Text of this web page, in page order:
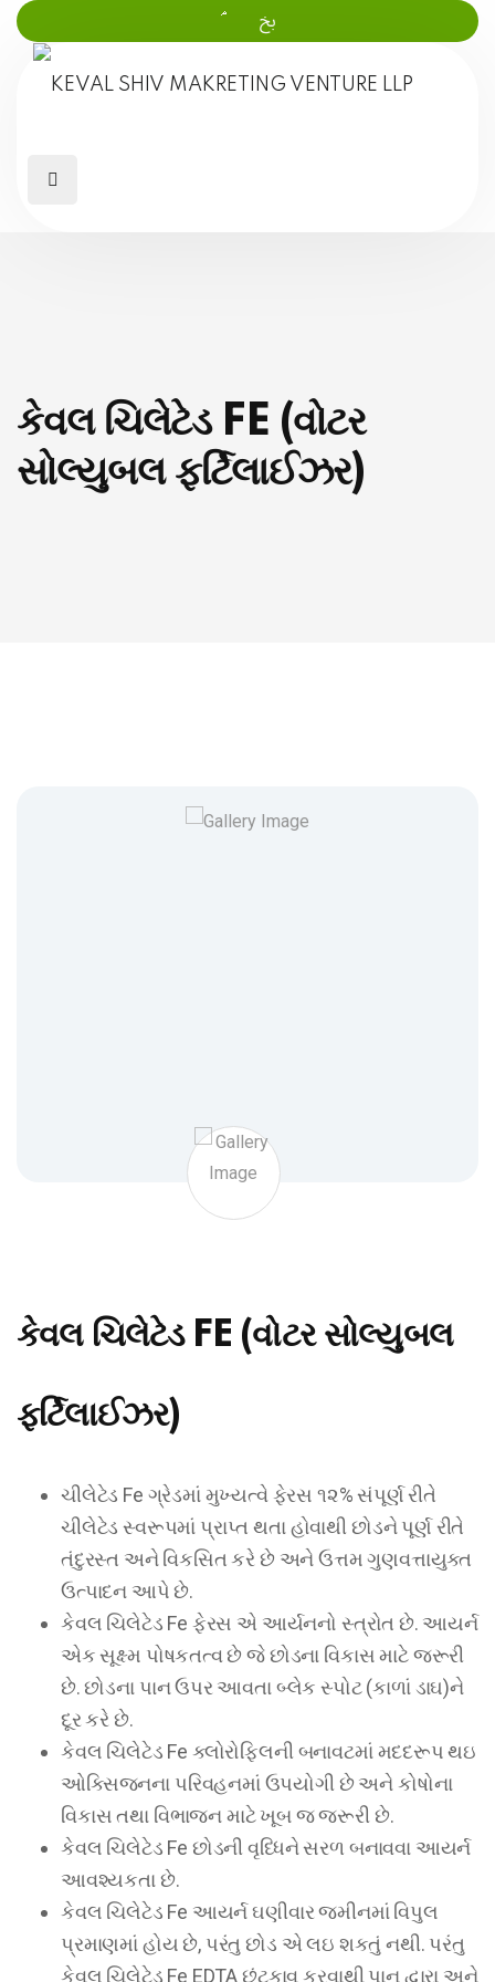
કેવલ ચિલેટેડ FE (વોટર
સોલ્યુબલ ફર્ટિલાઈઝર)
કેવલ ચિલેટેડ FE (વોટર સોલ્યુબલ
ફર્ટિલાઈઝર)
ચીલેટેડ Fe ગ્રેડમાં મુખ્યત્વે ફેરસ ૧૨% સંપૂર્ણ રીતે
ચીલેટેડ સ્વરૂપમાં પ્રાપ્ત થતા હોવાથી છોડને પૂર્ણ રીતે
તંદુરસ્ત અને વિકસિત કરે છે અને ઉત્તમ ગુણવત્તાયુક્ત
ઉત્પાદન આપે છે.
કેવલ ચિલેટેડ Fe ફેરસ એ આર્યનનો સ્ત્રોત છે. આયર્ન
એક સૂક્ષ્મ પોષકતત્વ છે જે છોડના વિકાસ માટે જરૂરી
છે. છોડના પાન ઉપર આવતા બ્લેક સ્પોટ (કાળાં ડાઘ)ને
દૂર કરે છે.
કેવલ ચિલેટેડ Fe ક્લોરોફિલની બનાવટમાં મદદરૂપ થઇ
ઓક્સિજનના પરિવહનમાં ઉપયોગી છે અને કોષોના
વિકાસ તથા વિભાજન માટે ખૂબ જ જરૂરી છે.
કેવલ ચિલેટેડ Fe છોડની વૃધ્ધિને સરળ બનાવવા આયર્ન
આવશ્યકતા છે.
કેવલ ચિલેટેડ Fe આયર્ન ઘણીવાર જમીનમાં વિપુલ
પ્રમાણમાં હોય છે, પરંતુ છોડ એ લઇ શકતું નથી. પરંતુ
કેવલ ચિલેટેડ Fe EDTA છંટકાવ કરવાથી પાન દ્વારા અને